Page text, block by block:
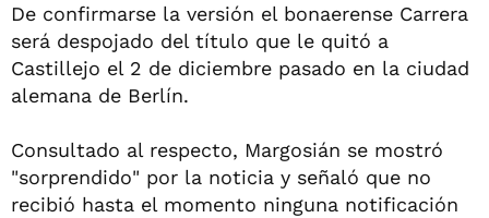
De confirmarse la versión el bonaerense Carrera
será despojado del título que le quitó a
Castillejo el 2 de diciembre pasado en la ciudad
alemana de Berlín.
Consultado al respecto, Margosián se mostró
"sorprendido" por la noticia y señaló que no
recibió hasta el momento ninguna notificación